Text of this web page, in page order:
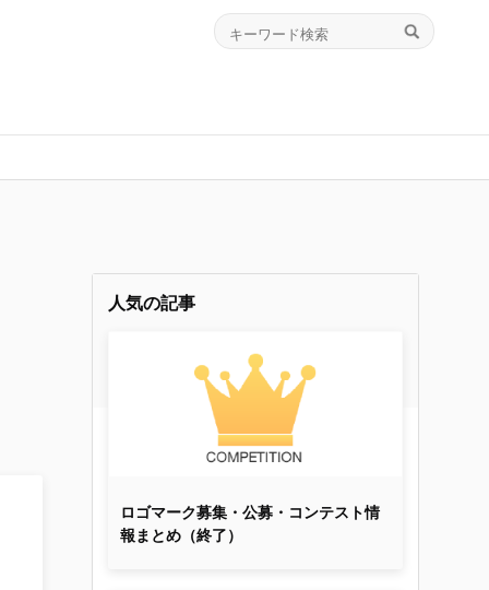
人気の記事
ロゴマーク募集・公募・コンテスト情
報まとめ（終了）